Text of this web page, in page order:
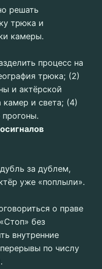
решать
трюка и
камеры.
процесс на
трюка; (2)
и актёрской
камер и света; (4)
за дублем,
уже «поплыли».
о праве
без
внутренние
по числу